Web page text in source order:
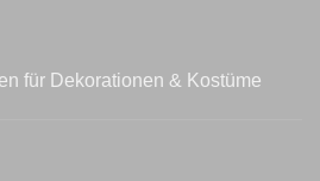
für Dekorationen & Kostüme